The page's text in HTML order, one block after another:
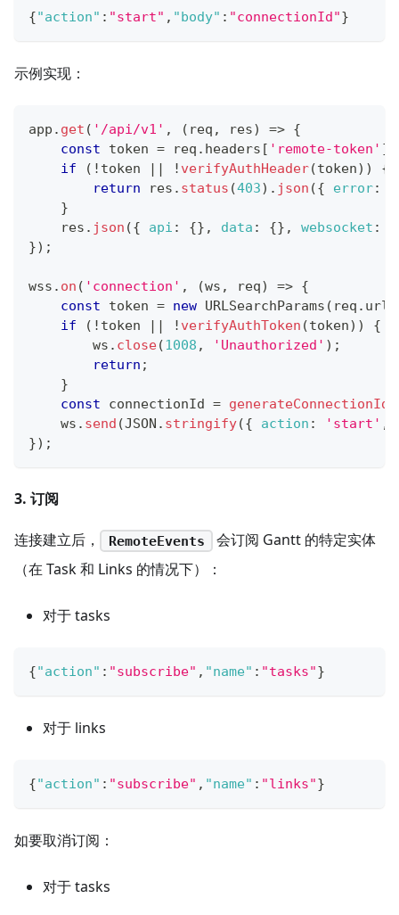
{"action" : "start" , "body" : "connectionId"}
示例实现：
app . get ( '/api/v1' , ( req , res) => {
const token = req . headers [ 'remote-token' ]
if
( ! token || ! verifyAuthHeader(token) )
{
return res . status (403) . json ({ error:
}
    res
. json ({ api : {} , data : {} , websocket :
}) ;
wss . on ( 'connection' , (ws , req) => {
const token = new URLSearchParams ( req . url
if
( ! token || ! verifyAuthToken (token) )
{
        ws
. close(1008 , 'Unauthorized' ) ;
return ;
}
const connectionId = generateConnectionId
    ws
. send (JSON . stringify({ action : 'start' ,
}) ;
3. 订阅
连接建立后， RemoteEvents
会订阅 Gantt 的特定实体
（在 Task 和 Links 的情况下）：
对于 tasks
{"action" : "subscribe" , "name" : "tasks"}
对于 links
{"action" : "subscribe" , "name" : "links"}
如要取消订阅：
对于 tasks